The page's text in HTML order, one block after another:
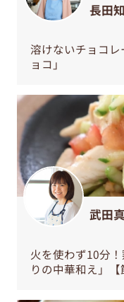
長田
溶けないチョコ
ョコ」
武田
火を使わず10分
りの中華和え」【